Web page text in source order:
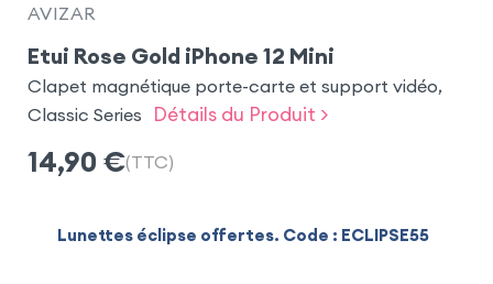
AVIZAR
Etui Rose Gold iPhone 12 Mini
Clapet magnétique porte-carte et support vidéo,
Classic Series
Détails du Produit >
14,90 €(TTC)
Lunettes éclipse offertes. Code : ECLIPSE55